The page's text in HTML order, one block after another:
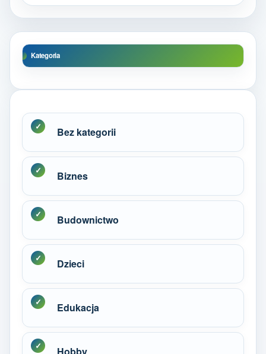
Kategoria
Bez kategorii
Biznes
Budownictwo
Dzieci
Edukacja